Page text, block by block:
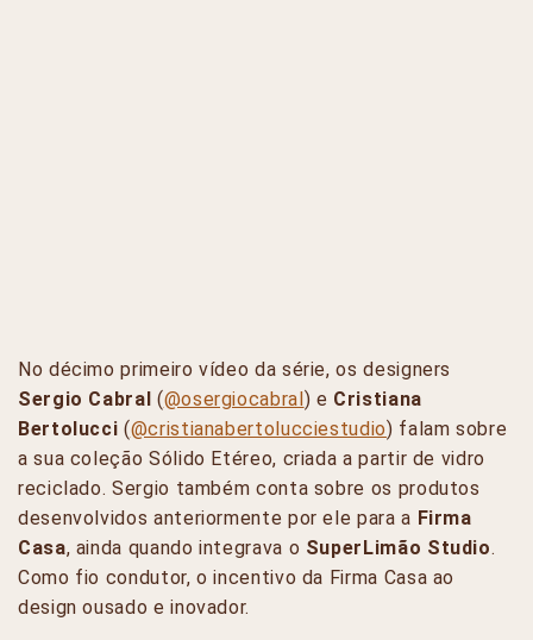
No décimo primeiro vídeo da série, os designers
Sergio Cabral (@osergiocabral ) e Cristiana
Bertolucci (@cristianabertolucciestudio) falam sobre
a sua coleção Sólido Etéreo, criada a partir de vidro
reciclado. Sergio também conta sobre os produtos
desenvolvidos anteriormente por ele para a Firma
Casa, ainda quando integrava o SuperLimão Studio.
Como fio condutor, o incentivo da Firma Casa ao
design ousado e inovador.